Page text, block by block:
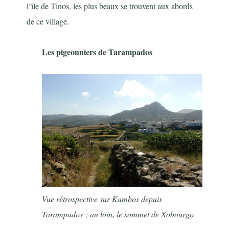
l’île de Tinos, les plus beaux se trouvent aux abords
de ce village.
Les pigeonniers de Tarampados
Vue rétrospective sur Kambos depuis
Tarampados ; au loin, le sommet de Xobourgo